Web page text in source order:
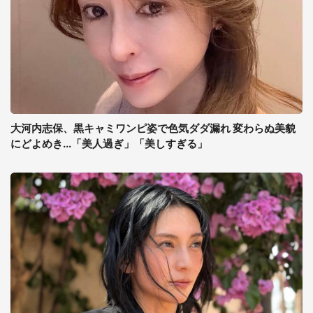
大河内志保、黒キャミワンピ姿で色気ダダ漏れ 変わらぬ美貌
にどよめき...「美人過ぎ」「美しすぎる」